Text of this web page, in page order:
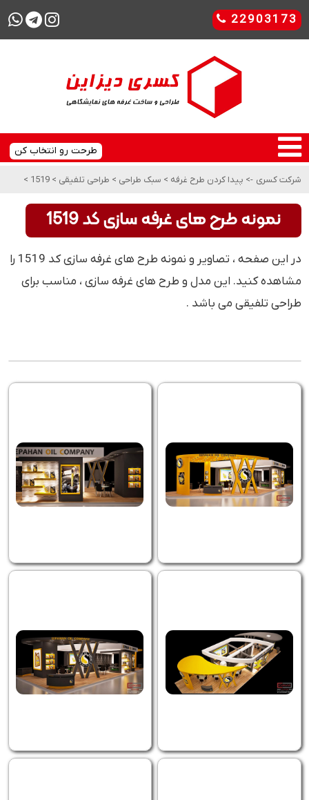
22903173
طرحت رو انتخاب کن
شرکت کسری -> پیدا کردن طرح غرفه > سبک طراحی > طراحی تلفیقی >
1519
>
نمونه طرح های غرفه سازی کد 1519
در این صفحه ، تصاویر و نمونه طرح های غرفه سازی کد 1519 را
مشاهده کنید. این مدل و طرح های غرفه سازی ، مناسب برای
طراحی تلفیقی می باشد .